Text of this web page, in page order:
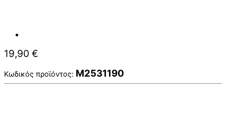
19,90 €
Κωδικός προϊόντος: M2531190